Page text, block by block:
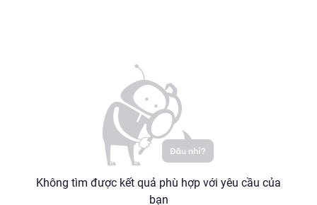
Không tìm được kết quả phù hợp với yêu cầu của
bạn